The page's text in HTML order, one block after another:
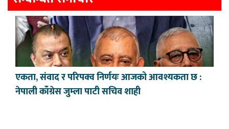
एकता, संवाद र परिपक्व निर्णयः आजको आवश्यकता छ :
नेपाली काँग्रेस जुम्ला पाटी सचिव शाही